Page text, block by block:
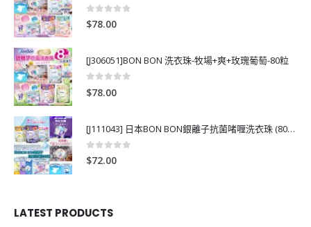
0
$78.00
[J306051]BON BON 洗衣珠-牧場+爽+玫瑰葡萄-80粒
0
$78.00
[J111043] 日本BON BON銀離子抗菌啫喱洗衣珠 (80粒)
0out of 5
$72.00
LATEST PRODUCTS